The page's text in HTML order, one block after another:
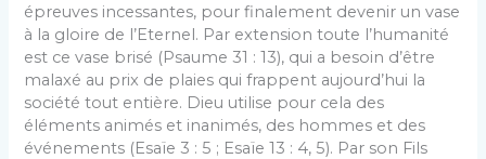
épreuves incessantes, pour finalement devenir un vase
à la gloire de l’Eternel. Par extension toute l’humanité
est ce vase brisé (Psaume 31 : 13), qui a besoin d’être
malaxé au prix de plaies qui frappent aujourd’hui la
société tout entière. Dieu utilise pour cela des
éléments animés et inanimés, des hommes et des
événements (Esaïe 3 : 5 ; Esaïe 13 : 4, 5). Par son Fils